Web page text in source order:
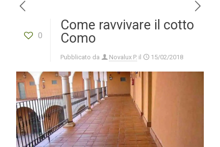
0
Come ravvivare il cotto
Como
Pubblicato da Novalux P. il 15/02/2018